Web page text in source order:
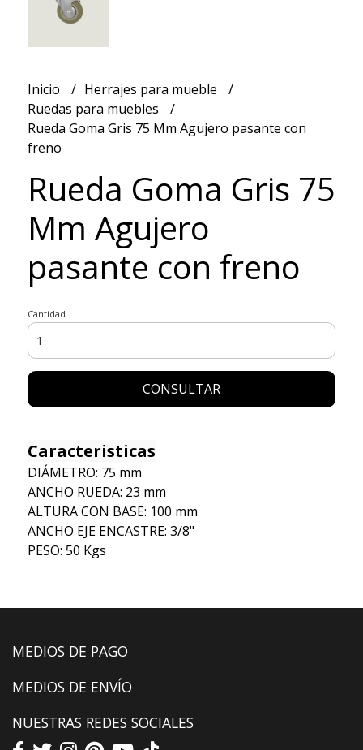
Inicio
Herrajes para mueble
Ruedas para muebles
Rueda Goma Gris 75 Mm Agujero pasante con
freno
Rueda Goma Gris 75
Mm Agujero
pasante con freno
Cantidad
CONSULTAR
Caracteristicas
DIÁMETRO: 75 mm
ANCHO RUEDA: 23 mm
ALTURA CON BASE: 100 mm
ANCHO EJE ENCASTRE: 3/8"
PESO: 50 Kgs
MEDIOS DE PAGO
MEDIOS DE ENVÍO
NUESTRAS REDES SOCIALES